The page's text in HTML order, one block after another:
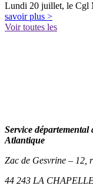
Lundi 20 juillet, le Cgl
savoir plus >
Voir toutes les
Service départemental
Atlantique
Zac de Gesvrine – 12,
44 243 LA